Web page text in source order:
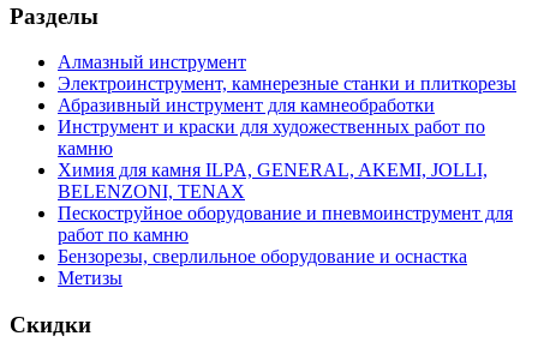
Разделы
Алмазный инструмент
Электроинструмент, камнерезные станки и плиткорезы
Абразивный инструмент для камнеобработки
Инструмент и краски для художественных работ по
камню
Химия для камня ILPA, GENERAL, AKEMI, JOLLI,
BELENZONI, TENAX
Пескоструйное оборудование и пневмоинструмент для
работ по камню
Бензорезы, сверлильное оборудование и оснастка
Метизы
Скидки